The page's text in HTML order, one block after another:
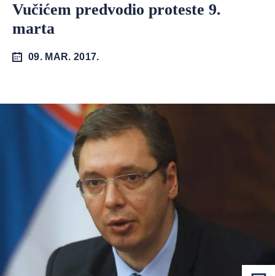
Vučićem predvodio proteste 9.
marta
09. MAR. 2017.